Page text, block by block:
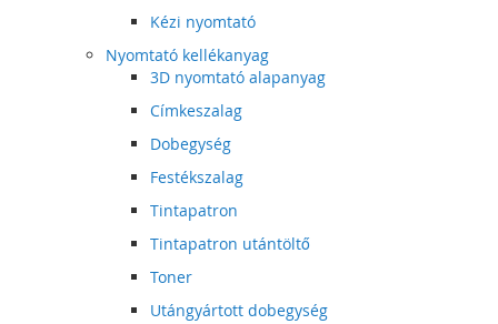
Kézi nyomtató
Nyomtató kellékanyag
3D nyomtató alapanyag
Címkeszalag
Dobegység
Festékszalag
Tintapatron
Tintapatron utántöltő
Toner
Utángyártott dobegység